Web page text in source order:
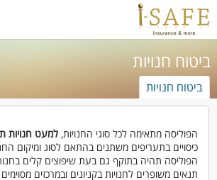
ביטוח חנויות
ביטוח חנויות
הפוליסה מתאימה לכל סוגי החנויות,למעט חנויות
כיסויים בתעריפים משתנים בהתאם לסוג ומיקום
הפוליסה תהיה בתוקף גם בעת שיפוצים קלים
תנאים משופרים לחנויות בקניונים ובמרכזים מסוימים